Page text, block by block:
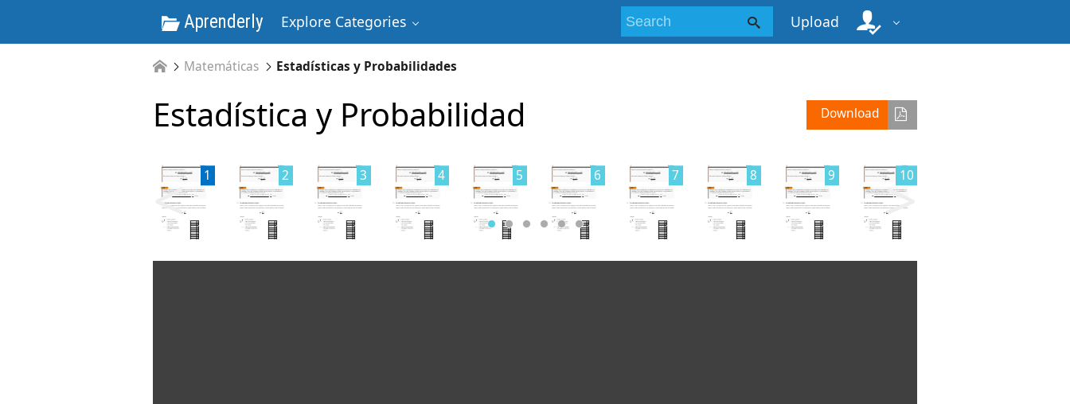
Aprenderly Explore Categories Upload
Matemáticas Estadísticas y Probabilidades
Download
Estadística y Probabilidad
1 2 3 4 5 6 7 8 9 10
>
<